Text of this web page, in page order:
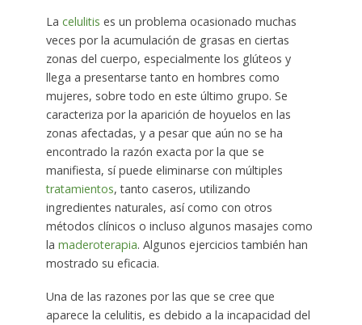
La celulitis es un problema ocasionado muchas
veces por la acumulación de grasas en ciertas
zonas del cuerpo, especialmente los glúteos y
llega a presentarse tanto en hombres como
mujeres, sobre todo en este último grupo. Se
caracteriza por la aparición de hoyuelos en las
zonas afectadas, y a pesar que aún no se ha
encontrado la razón exacta por la que se
manifiesta, sí puede eliminarse con múltiples
tratamientos, tanto caseros, utilizando
ingredientes naturales, así como con otros
métodos clínicos o incluso algunos masajes como
la maderoterapia. Algunos ejercicios también han
mostrado su eficacia.
Una de las razones por las que se cree que
aparece la celulitis, es debido a la incapacidad del